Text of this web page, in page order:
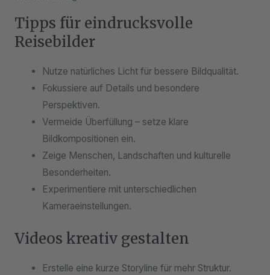
Tipps für eindrucksvolle
Reisebilder
Nutze natürliches Licht für bessere Bildqualität.
Fokussiere auf Details und besondere
Perspektiven.
Vermeide Überfüllung – setze klare
Bildkompositionen ein.
Zeige Menschen, Landschaften und kulturelle
Besonderheiten.
Experimentiere mit unterschiedlichen
Kameraeinstellungen.
Videos kreativ gestalten
Erstelle eine kurze Storyline für mehr Struktur.